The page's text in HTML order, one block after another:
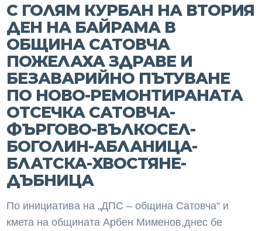
С ГОЛЯМ КУРБАН НА ВТОРИЯ
ДЕН НА БАЙРАМА В
ОБЩИНА САТОВЧА
ПОЖЕЛАХА ЗДРАВЕ И
БЕЗАВАРИЙНО ПЪТУВАНЕ
ПО НОВО-РЕМОНТИРАНАТА
ОТСЕЧКА САТОВЧА-
ФЪРГОВО-ВЪЛКОСЕЛ-
БОГОЛИН-АБЛАНИЦА-
БЛАТСКА-ХВОСТЯНЕ-
ДЪБНИЦА
По инициатива на „ДПС – община Сатовча“ и
кмета на общината Арбен Мименов,днес бе